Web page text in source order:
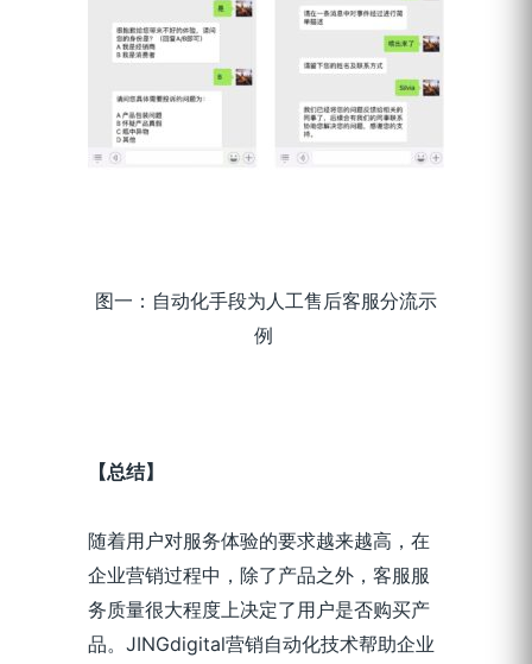
图一： 自动化手段为人工售后客服分流示
例
【总结】
随着用户对服务体验的要求越来越高， 在
企业营销过程中 ， 除了产品之外，客服服
务质量很大程度上决定了用户是否购买产
品。 JINGdigital营销自动化技术帮助企业